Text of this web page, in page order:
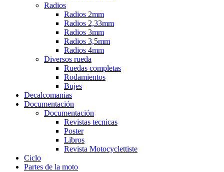
Radios
Radios 2mm
Radios 2,33mm
Radios 3mm
Radios 3,5mm
Radios 4mm
Diversos rueda
Ruedas completas
Rodamientos
Bujes
Decalcomanias
Documentación
Documentación
Revistas tecnicas
Poster
Libros
Revista Motocyclettiste
Ciclo
Partes de la moto